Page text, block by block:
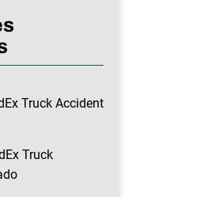
Truck Accident
Truck